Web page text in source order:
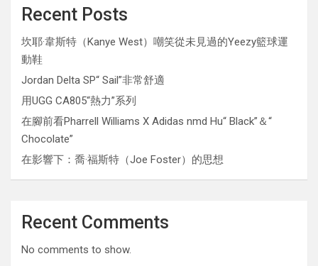
Recent Posts
坎耶·韋斯特（Kanye West）嘲笑從未見過的Yeezy籃球運
動鞋
Jordan Delta SP“ Sail”非常舒適
用UGG CA805“熱力”系列
在腳前看Pharrell Williams X Adidas nmd Hu“ Black”＆“
Chocolate”
在影響下：喬·福斯特（Joe Foster）的思想
Recent Comments
No comments to show.